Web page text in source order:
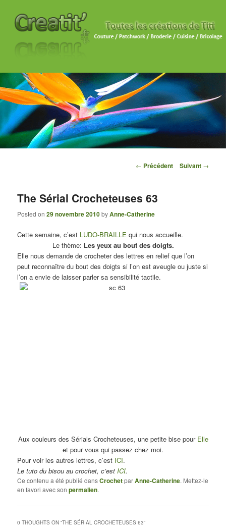
Navigation des articles
← Précédent Suivant →
The Sérial Crocheteuses 63
Posted on29 novembre 2010byAnne-Catherine
Cette semaine, c’est LUDO-BRAILLE qui nous accueille.
Le thème: Les yeux au bout des doigts.
Elle nous demande de crocheter des lettres en relief que l’on
peut reconnaître du bout des doigts si l’on est aveugle ou juste si
l’on a envie de laisser parler sa sensibilité tactile.
Aux couleurs des Sérials Crocheteuses, une petite bise pour Elle
et pour vous qui passez chez moi.
Pour voir les autres lettres, c’est ICI.
Le tuto du bisou au crochet, c’est ICI.
Ce contenu a été publié dansCrochetparAnne-Catherine. Mettez-le
en favori avec sonpermalien.
0 THOUGHTS ON “THE SÉRIAL CROCHETEUSES 63”